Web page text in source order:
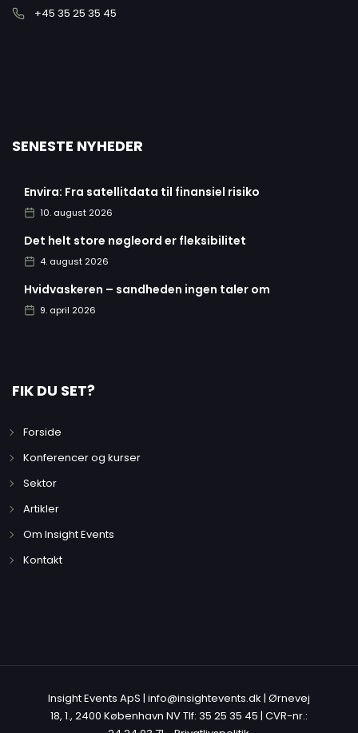
+45 35 25 35 45
SENESTE NYHEDER
Envira: Fra satellitdata til finansiel risiko
10. august 2026
Det helt store nøgleord er fleksibilitet
4. august 2026
Hvidvaskeren – sandheden ingen taler om
9. april 2026
FIK DU SET?
Forside
Konferencer og kurser
Sektor
Artikler
Om Insight Events
Kontakt
Insight Events ApS | info@insightevents.dk | Ørnevej
18, 1., 2400 København NV Tlf: 35 25 35 45 | CVR-nr.: